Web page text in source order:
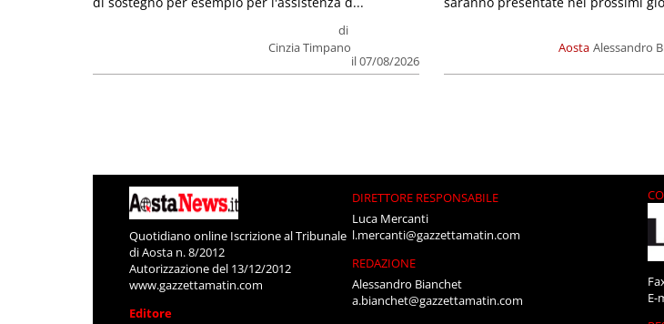
di
Cinzia Timpano
il 07/08/2026
Aosta Alessandro
Quotidiano online Iscrizione al Tribunale
di Aosta n. 8/2012
Autorizzazione del 13/12/2012
www.gazzettamatin.com
Editore
DIRETTORE RESPONSABILE
Luca Mercanti
l.mercanti@gazzettamatin.com
REDAZIONE
Alessandro Bianchet
a.bianchet@gazzettamatin.com
E-